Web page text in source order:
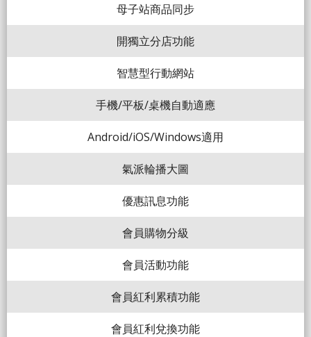
母子站商品同步
開獨立分店功能
智慧型行動網站
手機/平板/桌機自動適應
Android/iOS/Windows適用
氣派輪播大圖
優惠訊息功能
會員購物分級
會員活動功能
會員紅利累積功能
會員紅利兌換功能